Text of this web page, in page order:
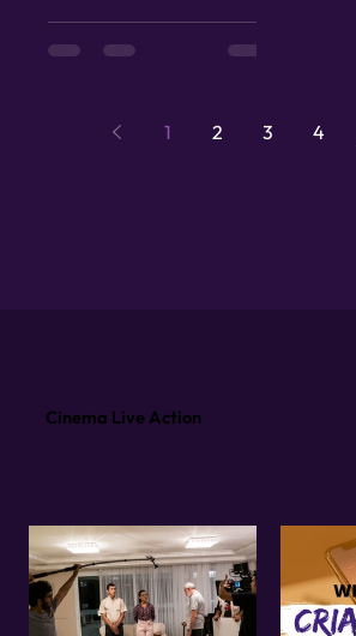
1 2 3 4
Cinema Live Action